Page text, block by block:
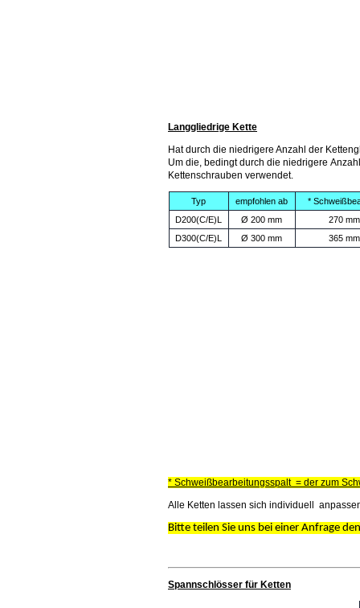
Langgliedrige Kette
Hat durch die niedrigere Anzahl der
Um die, bedingt durch die niedrigere
Kettenschrauben verwendet.
Typ empfohlen ab
*
D200(C/E)L
Ø 200 mm
270
D300(C/E)L
Ø 300 mm 365
* Schweißbearbeitungsspalt = der zum
Alle Ketten lassen sich individuell
Bitte teilen Sie uns bei einer Anfrage
Spannschlösser für Ketten